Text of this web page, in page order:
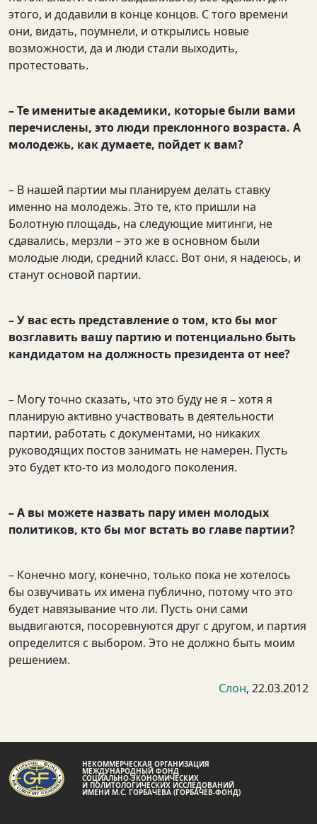
этого, и додавили в конце концов. С того времени
они, видать, поумнели, и открылись новые
возможности, да и люди стали выходить,
протестовать.
– Те именитые академики, которые были вами
перечислены, это люди преклонного возраста. А
молодежь, как думаете, пойдет к вам?
– В нашей партии мы планируем делать ставку
именно на молодежь. Это те, кто пришли на
Болотную площадь, на следующие митинги, не
сдавались, мерзли – это же в основном были
молодые люди, средний класс. Вот они, я надеюсь, и
станут основой партии.
– У вас есть представление о том, кто бы мог
возглавить вашу партию и потенциально быть
кандидатом на должность президента от нее?
– Могу точно сказать, что это буду не я – хотя я
планирую активно участвовать в деятельности
партии, работать с документами, но никаких
руководящих постов занимать не намерен. Пусть
это будет кто-то из молодого поколения.
– А вы можете назвать пару имен молодых
политиков, кто бы мог встать во главе партии?
– Конечно могу, конечно, только пока не хотелось
бы озвучивать их имена публично, потому что это
будет навязывание что ли. Пусть они сами
выдвигаются, посоревнуются друг с другом, и партия
определится с выбором. Это не должно быть моим
решением.
Слон, 22.03.2012
НЕКОММЕРЧЕСКАЯ ОРГАНИЗАЦИЯ
МЕЖДУНАРОДНЫЙ ФОНД
СОЦИАЛЬНО-ЭКОНОМИЧЕСКИХ
И ПОЛИТОЛОГИЧЕСКИХ ИССЛЕДОВАНИЙ
ИМЕНИ М.С. ГОРБАЧЕВА (ГОРБАЧЕВ-ФОНД)